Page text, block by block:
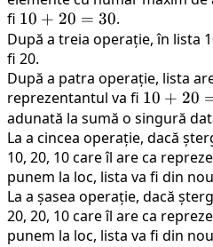
fi 10
+
20
=
30
10 + 20 = 30.
După a treia operație, în lista
fi 20.
După a patra operație, lista
reprezentantul va fi 10
+
20
=
30
10 + 20
adunată la sumă o singură
La a cincea operație, dacă
10, 20, 10 care îl are ca
punem la loc, lista va fi din
La a șasea operație, dacă
20, 20, 10 care îl are ca
punem la loc, lista va fi din